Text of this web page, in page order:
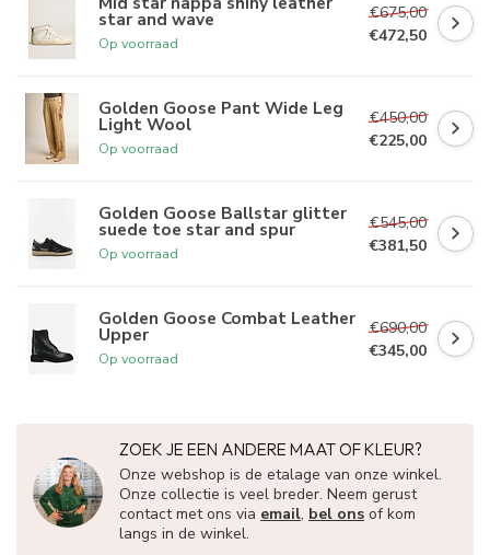
star and wave
Op voorraad
€675,00
€472,50
Golden Goose Pant Wide Leg
Light Wool
Op voorraad
€450,00
€225,00
Golden Goose Ballstar glitter
suede toe star and spur
Op voorraad
€545,00
€381,50
Golden Goose Combat Leather
Upper
Op voorraad
€690,00
€345,00
ZOEK JE EEN ANDERE MAAT OF KLEUR?
Onze webshop is de etalage van onze winkel.
Onze collectie is veel breder. Neem gerust
contact met ons via email, bel ons of kom
langs in de winkel.